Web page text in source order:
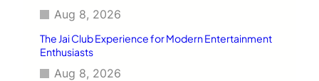
Aug 8, 2026
The Jai Club Experience for Modern Entertainment
Enthusiasts
Aug 8, 2026